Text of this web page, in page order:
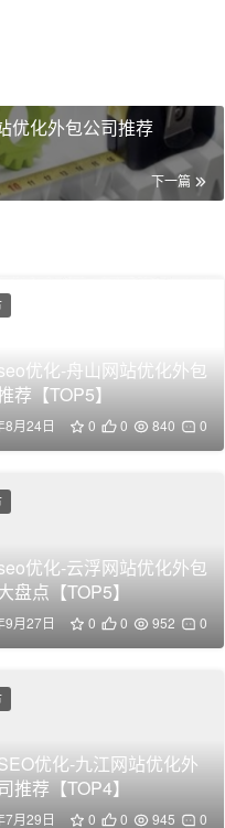
优化外包公司推荐
下一篇
优化-舟山网站优化外包
荐【TOP5】
8月24日 0 0 840 0
9月27日 0 0 952 0
7月29日 0 0 945 0